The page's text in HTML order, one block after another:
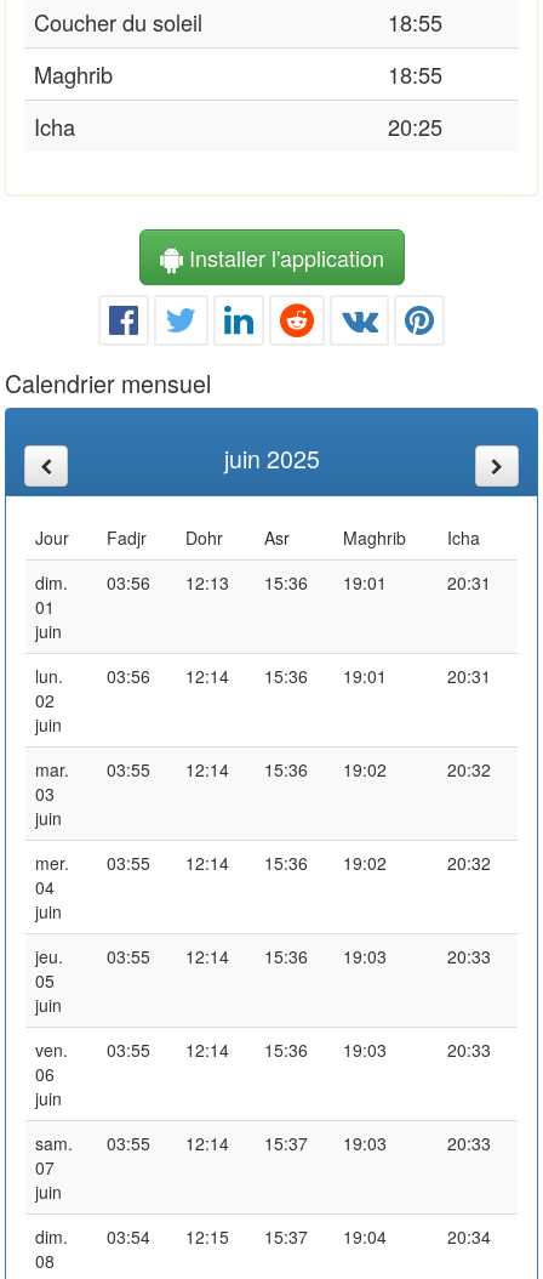
Coucher du soleil
18:55
Maghrib
18:55
Icha
20:25
Installer l'application
Calendrier mensuel
juin 2025
Jour Fadjr Dohr Asr Maghrib
Icha
dim.
01
juin
03:56 12:13 15:36 19:01 20:31
lun.
02
juin
03:56 12:14 15:36 19:01 20:31
mar.
03
juin
03:55 12:14 15:36 19:02 20:32
mer.
04
juin
03:55 12:14 15:36 19:02 20:32
jeu.
05
juin
03:55 12:14 15:36 19:03 20:33
ven.
06
juin
03:55 12:14 15:36 19:03 20:33
sam.
07
juin
03:55 12:14 15:37 19:03 20:33
dim.
08
03:54 12:15 15:37 19:04 20:34